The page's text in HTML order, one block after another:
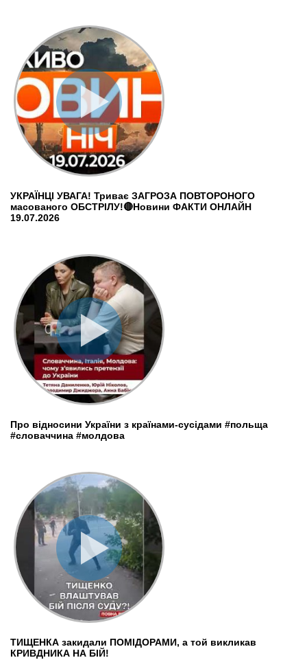
УКРАЇНЦІ УВАГА! Триває ЗАГРОЗА ПОВТОРОНОГО
масованого ОБСТРІЛУ!🔴Новини ФАКТИ ОНЛАЙН
19.07.2026
Про відносини України з країнами-сусідами #польща
#словаччина #молдова
ТИЩЕНКА закидали ПОМІДОРАМИ, а той викликав
КРИВДНИКА НА БІЙ!